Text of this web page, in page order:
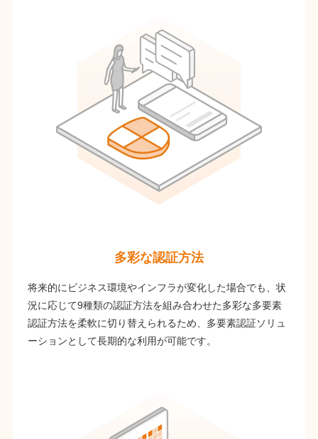
多彩な認証方法
将来的にビジネス環境やインフラが変化した場合でも、状
況に応じて9種類の認証方法を組み合わせた多彩な多要素
認証方法を柔軟に切り替えられるため、多要素認証ソリュ
ーションとして長期的な利用が可能です。